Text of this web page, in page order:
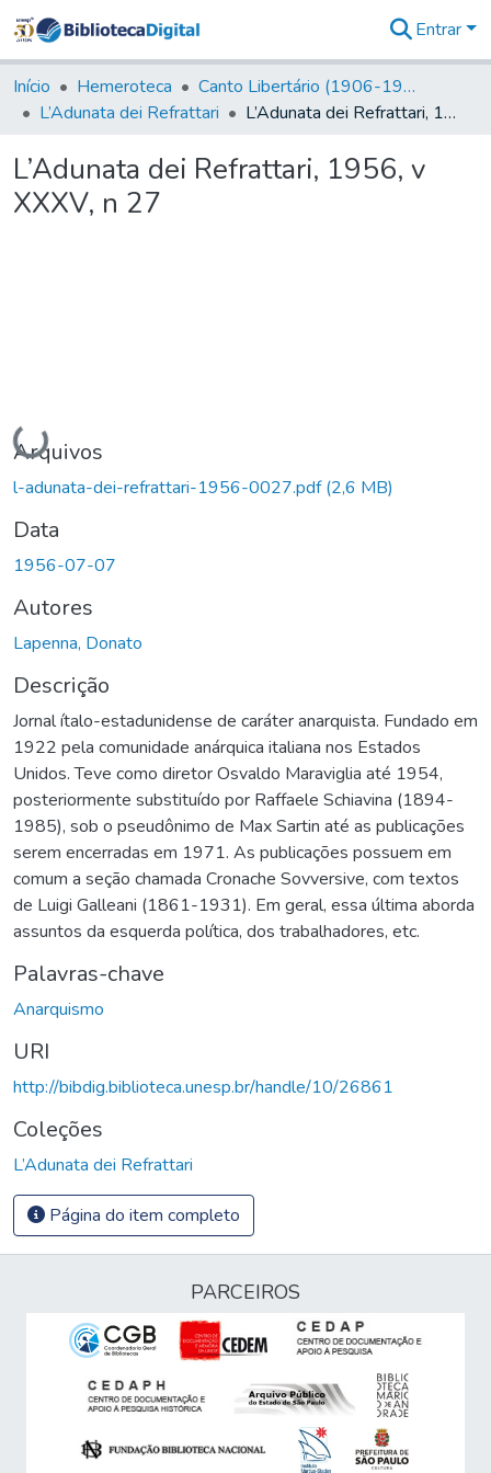
&
Coleções
Tudo na
Digital
Entrar
Início Hemeroteca
Canto Libertário (1906-1995)
L’Adunata dei Refrattari
L’Adunata dei Refrattari, 1956, v XXXV, n 27
L’Adunata dei Refrattari, 1956, v
XXXV, n 27
Carregando...
Arquivos
l-adunata-dei-refrattari-1956-0027.pdf(2,6 MB)
Data
1956-07-07
Autores
Lapenna, Donato
Descrição
Jornal ítalo-estadunidense de caráter anarquista. Fundado em
1922 pela comunidade anárquica italiana nos Estados
Unidos. Teve como diretor Osvaldo Maraviglia até 1954,
posteriormente substituído por Raffaele Schiavina (1894-
1985), sob o pseudônimo de Max Sartin até as publicações
serem encerradas em 1971. As publicações possuem em
comum a seção chamada Cronache Sovversive, com textos
de Luigi Galleani (1861-1931). Em geral, essa última aborda
assuntos da esquerda política, dos trabalhadores, etc.
Palavras-chave
Anarquismo
URI
http://bibdig.biblioteca.unesp.br/handle/10/26861
Coleções
L’Adunata dei Refrattari
Página do item completo
PARCEIROS